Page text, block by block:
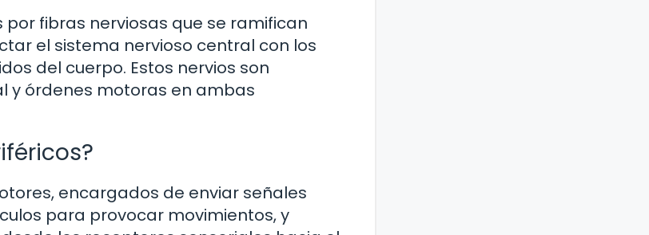
fibras nerviosas que se ramifican
el sistema nervioso central con los
del cuerpo. Estos nervios son
y órdenes motoras en ambas
encargados de enviar señales
para provocar movimientos, y